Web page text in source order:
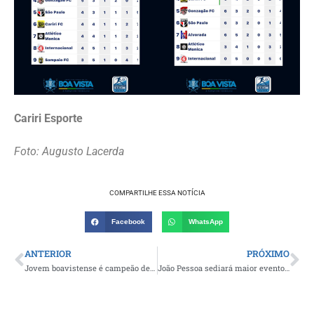
Cariri Esporte
Foto: Augusto Lacerda
COMPARTILHE ESSA NOTÍCIA
Facebook WhatsApp
ANTERIOR PRÓXIMO
João Pessoa sediará maior evento esportivo de praia do mundo com 70 dias de competição